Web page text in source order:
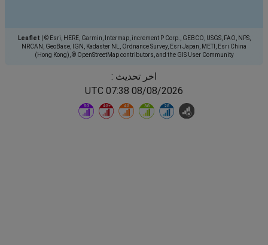
Leaflet
© Esri, HERE, Garmin, Intermap, increment P Corp., GEBCO, USGS, FAO, NPS,
NRCAN, GeoBase, IGN, Kadaster NL, Ordnance Survey, Esri Japan, METI, Esri China
(Hong Kong), © OpenStreetMap contributors, and the GIS User Community
اخر تحديث :
08/08/2026 07:38 UTC